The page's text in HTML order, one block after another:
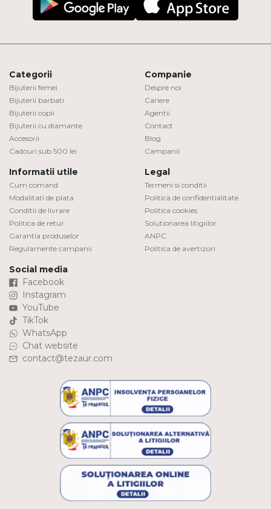
Categorii
Bijuterii femei
Bijuterii barbati
Bijuterii copii
Bijuterii cu diamante
Accesorii
Cadouri sub 500 lei
Companie
Despre noi
Cariere
Agentii
Contact
Blog
Campanii
Informatii utile
Cum comand
Modalitati de plata
Conditii de livrare
Politica de retur
Garantia produselor
Regulamente campanii
Legal
Termeni si conditii
Politica de confidentialitate
Politica cookies
Solutionarea litigiilor
ANPC
Politica de avertizori
Social media
Facebook
Instagram
YouTube
TikTok
WhatsApp
Chat website
contact@tezaur.com